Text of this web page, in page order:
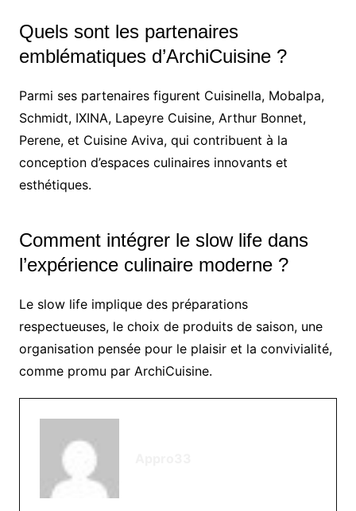
Quels sont les partenaires
emblématiques d’ArchiCuisine ?
Parmi ses partenaires figurent Cuisinella, Mobalpa,
Schmidt, IXINA, Lapeyre Cuisine, Arthur Bonnet,
Perene, et Cuisine Aviva, qui contribuent à la
conception d’espaces culinaires innovants et
esthétiques.
Comment intégrer le slow life dans
l’expérience culinaire moderne ?
Le slow life implique des préparations
respectueuses, le choix de produits de saison, une
organisation pensée pour le plaisir et la convivialité,
comme promu par ArchiCuisine.